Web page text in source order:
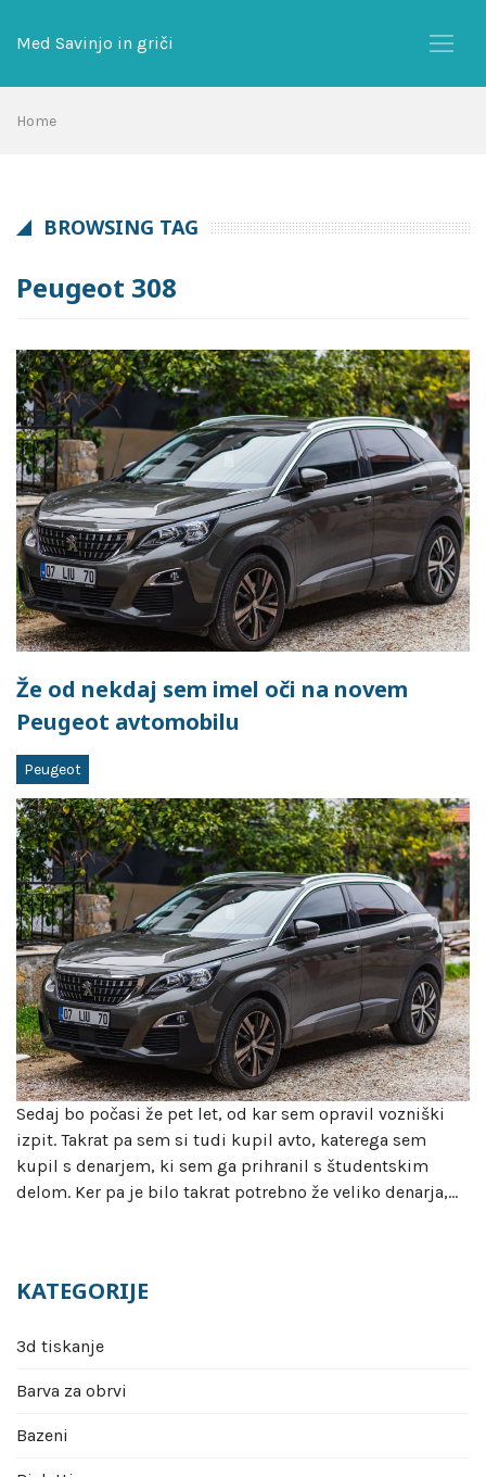
Med Savinjo in griči
Home
BROWSING TAG
Peugeot 308
Že od nekdaj sem imel oči na novem
Peugeot avtomobilu
Peugeot
Sedaj bo počasi že pet let, od kar sem opravil vozniški
izpit. Takrat pa sem si tudi kupil avto, katerega sem
kupil s denarjem, ki sem ga prihranil s študentskim
delom. Ker pa je bilo takrat potrebno že veliko denarja,…
KATEGORIJE
3d tiskanje
Barva za obrvi
Bazeni